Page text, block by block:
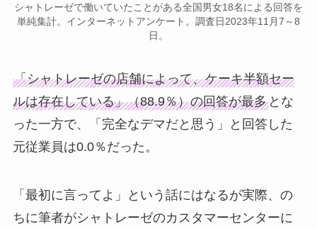
シャトレーゼで働いていたことがある全国男女18名による回答を
単純集計。インターネットアンケート。調査日2023年11月7～8
日。
「シャトレーゼの店舗によって、ケーキ半額セー
ルは存在している」（88.9％）の回答が最多とな
った一方で、「完全なデマだと思う」と回答した
元従業員は0.0％だった。
「最初に言ってよ」という話にはなるが実際、の
ちに筆者がシャトレーゼのカスタマーセンターに